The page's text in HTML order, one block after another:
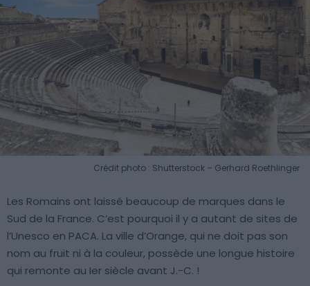
Crédit photo : Shutterstock – Gerhard Roethlinger
Les Romains ont laissé beaucoup de marques dans le
Sud de la France. C’est pourquoi il y a autant de sites de
l’Unesco en PACA. La ville d’Orange, qui ne doit pas son
nom au fruit ni à la couleur, possède une longue histoire
qui remonte au Ier siècle avant J.-C. !